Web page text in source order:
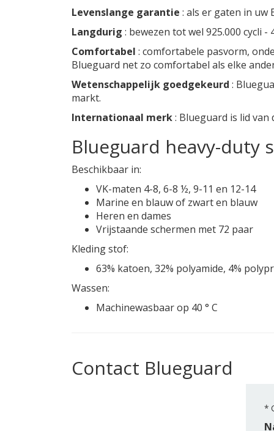
Levenslange garantie : als er gaten in uw
Langdurig : bewezen tot wel 925.000 cycli
Comfortabel : comfortabele pasvorm,
Blueguard net zo comfortabel als elke
Wetenschappelijk goedgekeurd :
markt.
Internationaal merk: Blueguard is lid
Blueguard heavy-duty
Beschikbaar in:
VK-maten 4-8, 6-8 ½, 9-11 en 12-14
Marine en blauw of zwart en blauw
Heren en dames
Vrijstaande schermen met 72 paar
Kleding stof:
63% katoen, 32% polyamide, 4%
Wassen:
Machinewasbaar op 40 ° C
Contact Blueguard
*